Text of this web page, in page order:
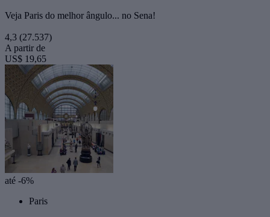
Veja Paris do melhor ângulo... no Sena!
4,3 (27.537)
A partir de
US$ 19,65
até -6%
Paris